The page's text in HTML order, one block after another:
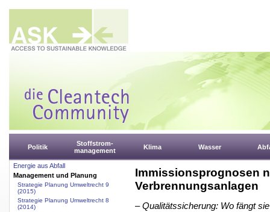
Politik
Stoffstrom-
management
Klima Wasser
Energie aus Abfall
Management und Planung
Strategie Planung Umweltrecht 9
(2015)
Strategie Planung Umweltrecht 8
(2014)
Immissionsprognosen
Verbrennungsanlagen
– Qualitätssicherung: Wo fängt